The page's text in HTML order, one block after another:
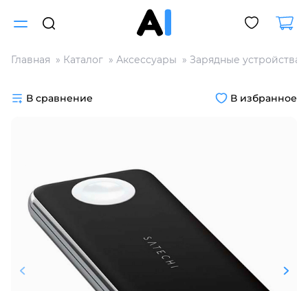
Главная Каталог Аксессуары Зарядные устройства
В сравнение В избранное
Разбейте
График платежей
25